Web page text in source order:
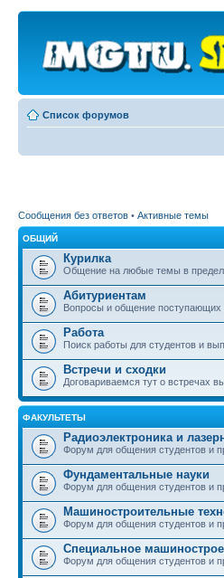
Список форумов
Сообщения без ответов • Активные темы
ОБЩИЙ
Курилка
Общение на любые темы в
Абитуриентам
Вопросы и общение
Работа
Поиск работы для студентов и
Встречи и сходки
Договариваемся тут о встречах
ФАКУЛЬТЕТЫ
Радиоэлектроника и
Форум для общения студентов и
Фундаментальные науки
Форум для общения студентов и
Машиностроительные
Форум для общения студентов и
Специальное
Форум для общения студентов и